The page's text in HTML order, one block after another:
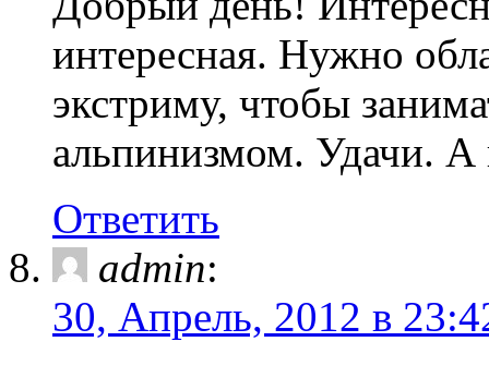
интересная. Нужно
экстриму, чтобы
альпинизмом. Удачи. А
Ответить
admin:
30, Апрель, 2012 в